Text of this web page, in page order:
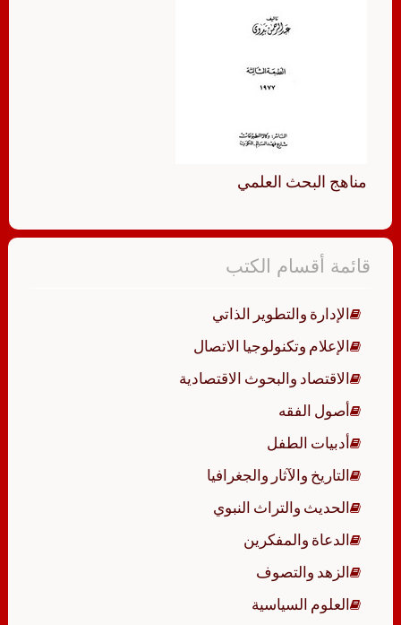
مناهج البحث العلمي
قائمة أقسام الكتب
الإدارة والتطوير الذاتي
الإعلام وتكنولوجيا الاتصال
الاقتصاد والبحوث الاقتصادية
أصول الفقه
أدبيات الطفل
التاريخ والآثار والجغرافيا
الحديث والتراث النبوي
الدعاة والمفكرين
الزهد والتصوف
العلوم السياسية